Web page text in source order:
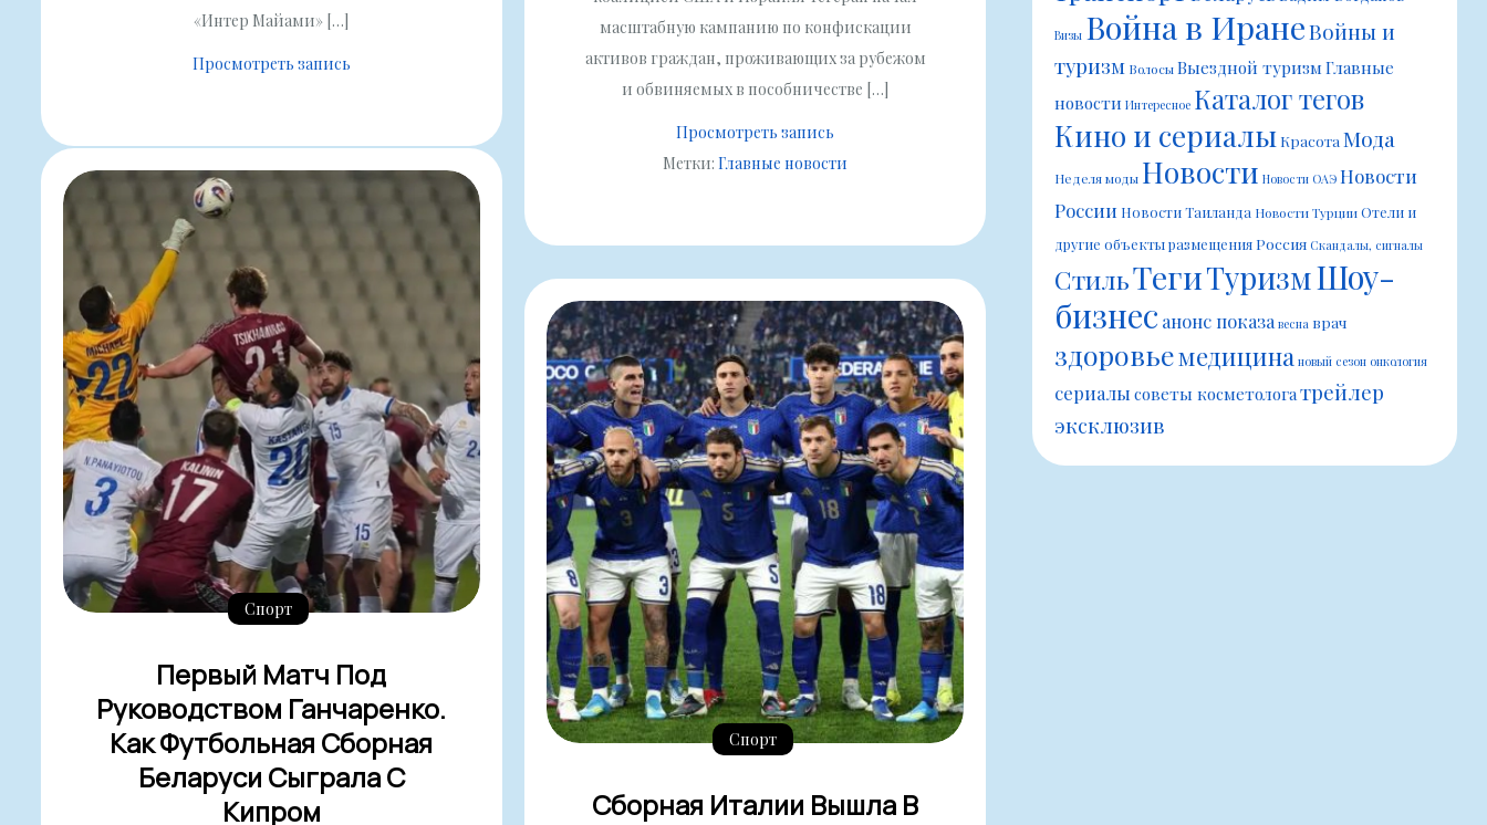
масштабную кампанию по конфискации
активов граждан, проживающих за рубежом
и обвиняемых в пособничестве […]
Просмотреть запись
Метки:Главные новости
«Интер Майами» […]
Просмотреть запись
Спорт
Первый Матч Под
Руководством Ганчаренко.
Как Футбольная Сборная
Беларуси Сыграла С
Кипром
Спорт
Сборная Италии Вышла В
Визы Война в ИранеВойны и
туризм ВолосыВыездной туризмГлавные
новости Интересное Каталог тегов
Кино и сериалыКрасота Мода
Неделя моды Новости Новости ОАЭ Новости
России Новости Таиланда Новости ТурцииОтели и
другие объекты размещенияРоссия Скандалы, сигналы
СтильТегиТуризмШоу-
бизнес анонс показа весна врач
здоровьемедицина новый сезон онкология
сериалы советы косметологатрейлер
эксклюзив